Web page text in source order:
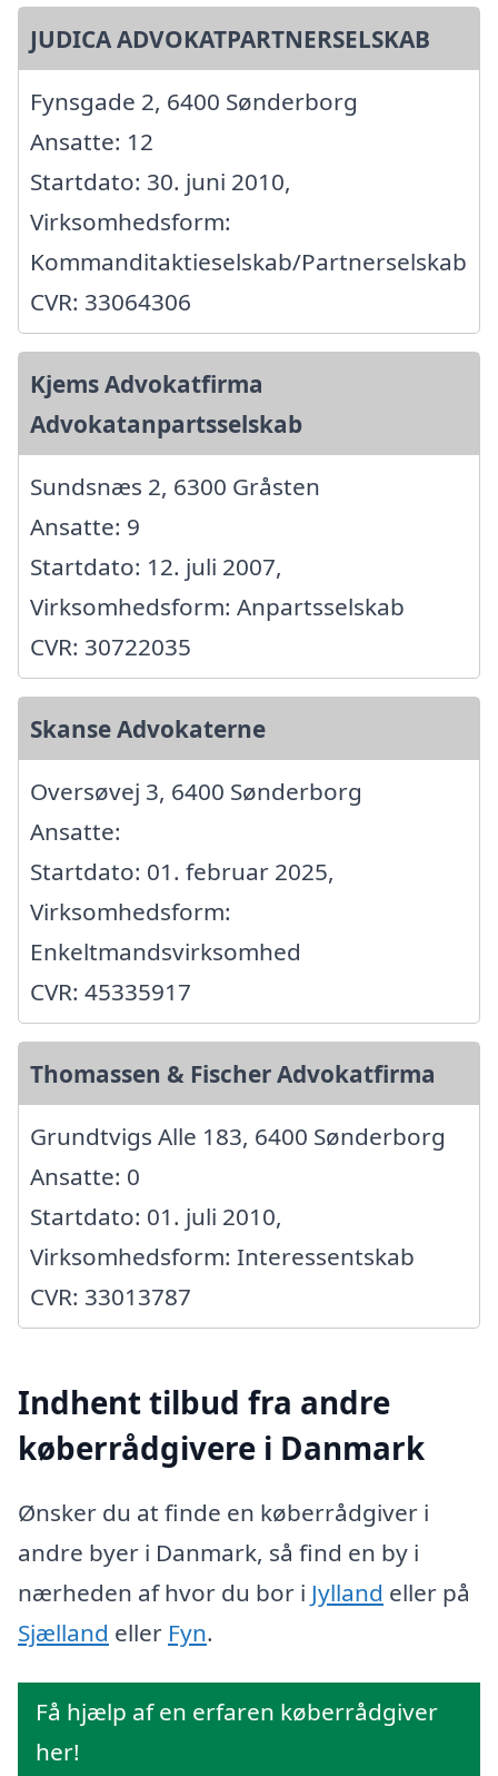
JUDICA ADVOKATPARTNERSELSKAB
Fynsgade 2, 6400 Sønderborg
Ansatte: 12
Startdato: 30. juni 2010,
Virksomhedsform:
Kommanditaktieselskab/Partnerselskab
CVR: 33064306
Kjems Advokatfirma
Advokatanpartsselskab
Sundsnæs 2, 6300 Gråsten
Ansatte: 9
Startdato: 12. juli 2007,
Virksomhedsform: Anpartsselskab
CVR: 30722035
Skanse Advokaterne
Oversøvej 3, 6400 Sønderborg
Ansatte:
Startdato: 01. februar 2025,
Virksomhedsform:
Enkeltmandsvirksomhed
CVR: 45335917
Thomassen & Fischer Advokatfirma
Grundtvigs Alle 183, 6400 Sønderborg
Ansatte: 0
Startdato: 01. juli 2010,
Virksomhedsform: Interessentskab
CVR: 33013787
Indhent tilbud fra andre
køberrådgivere i Danmark
Ønsker du at finde en køberrådgiver i
andre byer i Danmark, så find en by i
nærheden af hvor du bor i Jylland eller på
Sjælland eller Fyn.
Få hjælp af en erfaren køberrådgiver
her!